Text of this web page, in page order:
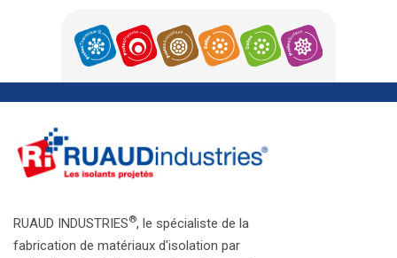
RUAUD INDUSTRIES®, le spécialiste de la
fabrication de matériaux d'isolation par